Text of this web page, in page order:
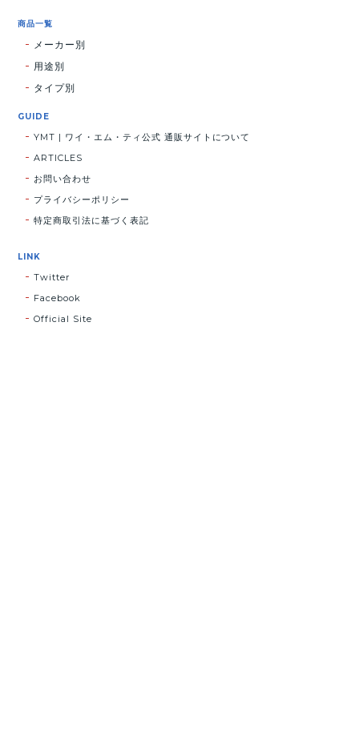
商品一覧
メーカー別
用途別
タイプ別
GUIDE
YMT | ワイ・エム・ティ公式 通販サイトについて
ARTICLES
お問い合わせ
プライバシーポリシー
特定商取引法に基づく表記
LINK
Twitter
Facebook
Official Site